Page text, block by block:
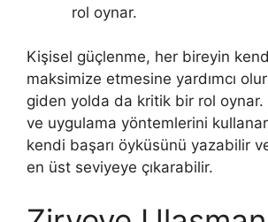
rol oynar.
Kişisel güçlenme, her bireyin
maksimize etmesine yardımcı
giden yolda da kritik bir rol oynar.
ve uygulama yöntemlerini
kendi başarı öyküsünü yazabilir
en üst seviyeye çıkarabilir.